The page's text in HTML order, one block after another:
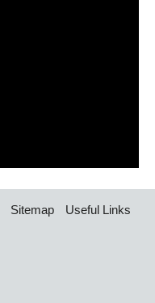
Sitemap Useful Links